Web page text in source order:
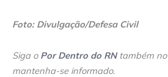
Foto: Divulgação/Defesa Civil
Siga o Por Dentro do RNtambém no
mantenha-se informado.